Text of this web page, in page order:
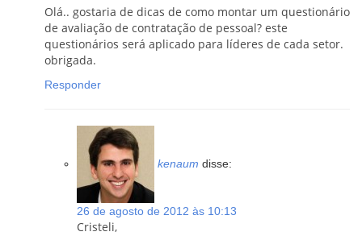
Olá.. gostaria de dicas de como montar um questionário
de avaliação de contratação de pessoal? este
questionários será aplicado para líderes de cada setor.
obrigada.
Responder
kenaum disse:
26 de agosto de 2012 às 10:13
Cristeli,